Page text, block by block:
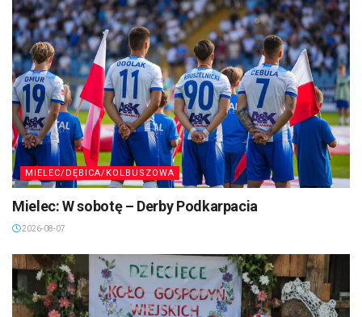
MIELEC/DĘBICA/KOLBUSZOWA
Mielec: W sobotę – Derby Podkarpacia
2026-08-07